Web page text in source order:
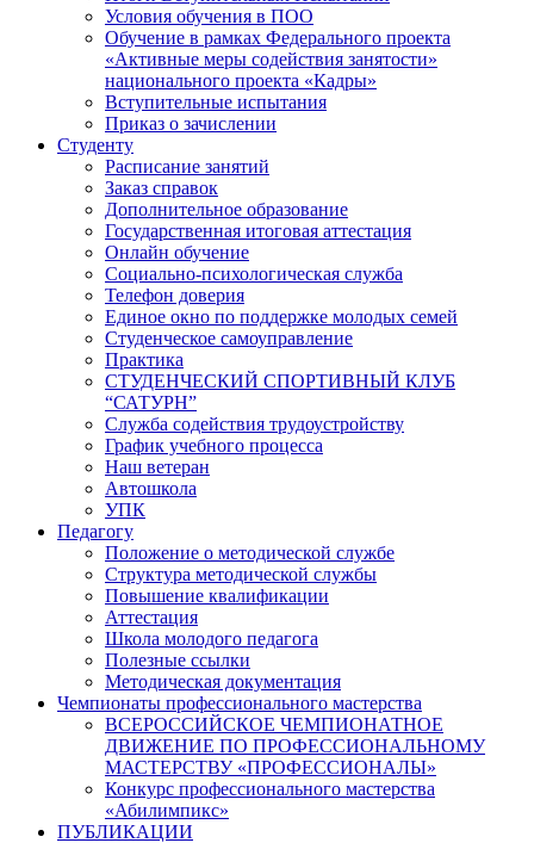
Условия обучения в ПОО
Обучение в рамках Федерального проекта
«Активные меры содействия занятости»
национального проекта «Кадры»
Вступительные испытания
Приказ о зачислении
Студенту
Расписание занятий
Заказ справок
Дополнительное образование
Государственная итоговая аттестация
Онлайн обучение
Социально-психологическая служба
Телефон доверия
Единое окно по поддержке молодых семей
Студенческое самоуправление
Практика
СТУДЕНЧЕСКИЙ СПОРТИВНЫЙ КЛУБ
“САТУРН”
Служба содействия трудоустройству
График учебного процесса
Наш ветеран
Автошкола
УПК
Педагогу
Положение о методической службе
Структура методической службы
Повышение квалификации
Аттестация
Школа молодого педагога
Полезные ссылки
Методическая документация
Чемпионаты профессионального мастерства
ВСЕРОССИЙСКОЕ ЧЕМПИОНАТНОЕ
ДВИЖЕНИЕ ПО ПРОФЕССИОНАЛЬНОМУ
МАСТЕРСТВУ «ПРОФЕССИОНАЛЫ»
Конкурс профессионального мастерства
«Абилимпикс»
ПУБЛИКАЦИИ